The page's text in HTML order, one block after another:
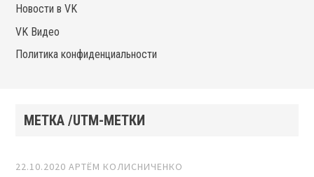
Новости в VK
VK Видео
Политика конфиденциальности
МЕТКА /UTM-МЕТКИ
22.10.2020 АРТЁМ КОЛИСНИЧЕНКО